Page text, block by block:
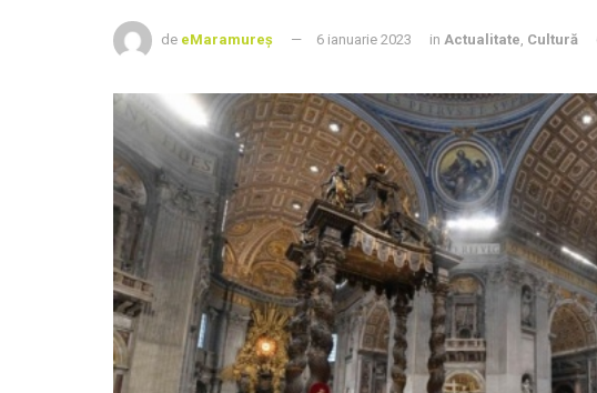
de eMaramureș 6 ianuarie 2023 in Actualitate, Cultură